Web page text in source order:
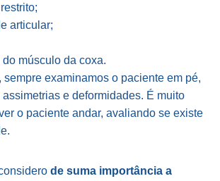
articular;
músculo da coxa.
sempre examinamos o paciente em pé,
assimetrias e deformidades. É muito
o paciente andar, avaliando se existe
de suma importância a